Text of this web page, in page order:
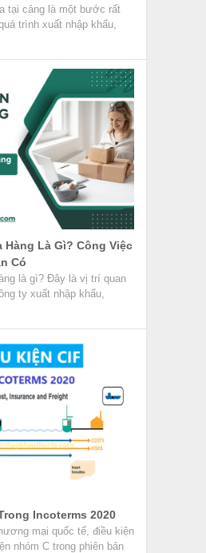
tại cảng là một bước rất
trình xuất nhập khẩu,
Hàng Là Gì? Công Việc
Có
là gì? Đây là vị trí quan
ty xuất nhập khẩu,
Incoterms 2020
mại quốc tế, điều kiện
nhóm C trong phiên bản